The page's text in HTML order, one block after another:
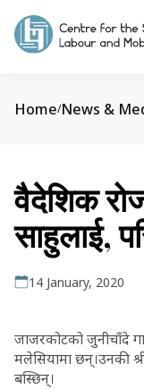
Home/News &
वैदेशिक
साहुलाई,
14 January, 2020
जाजरकोटको जुनीचाँदे
मलेसियामा छन्।उनकी
बस्छिन्।